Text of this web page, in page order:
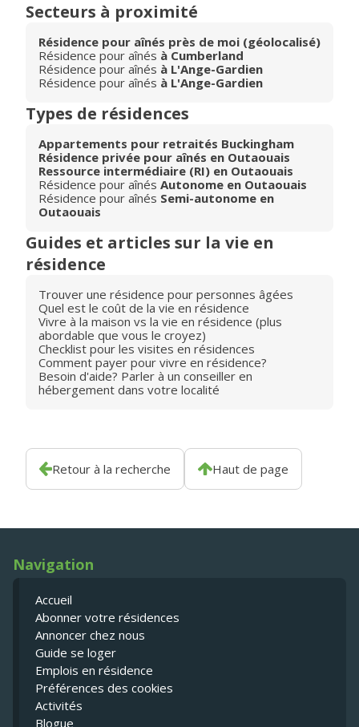
Secteurs à proximité
Résidence pour aînés près de moi (géolocalisé)
Résidence pour aînés à Cumberland
Résidence pour aînés à L'Ange-Gardien
Résidence pour aînés à L'Ange-Gardien
Types de résidences
Appartements pour retraités Buckingham
Résidence privée pour aînés en Outaouais
Ressource intermédiaire (RI) en Outaouais
Résidence pour aînés Autonome en Outaouais
Résidence pour aînés Semi-autonome en
Outaouais
Guides et articles sur la vie en
résidence
Trouver une résidence pour personnes âgées
Quel est le coût de la vie en résidence
Vivre à la maison vs la vie en résidence (plus
abordable que vous le croyez)
Checklist pour les visites en résidences
Comment payer pour vivre en résidence?
Besoin d'aide? Parler à un conseiller en
hébergement dans votre localité
Retour à la recherche Haut de page
Navigation
Accueil
Abonner votre résidences
Annoncer chez nous
Guide se loger
Emplois en résidence
Préférences des cookies
Activités
Blogue